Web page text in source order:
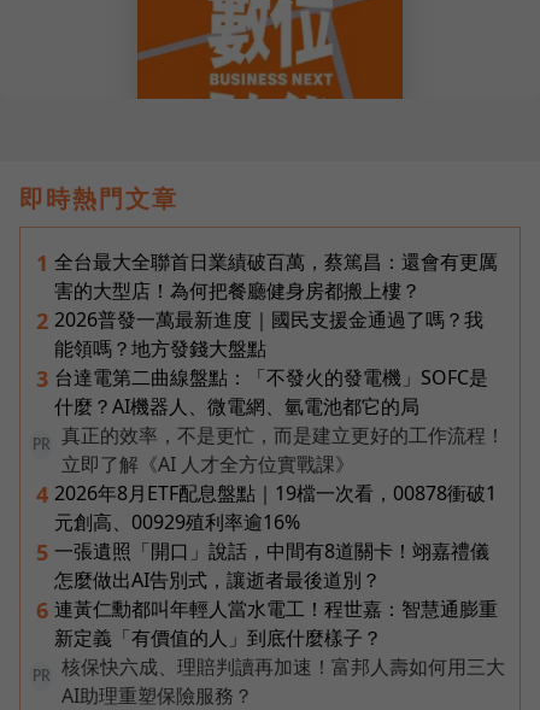
即時熱門文章
1 全台最大全聯首日業績破百萬，蔡篤昌：還會有更厲
害的大型店！為何把餐廳健身房都搬上樓？
2 2026普發一萬最新進度｜國民支援金通過了嗎？我
能領嗎？地方發錢大盤點
3 台達電第二曲線盤點：「不發火的發電機」SOFC是
什麼？AI機器人、微電網、氫電池都它的局
PR
真正的效率，不是更忙，而是建立更好的工作流程！
立即了解《AI 人才全方位實戰課》
4 2026年8月ETF配息盤點｜19檔一次看，00878衝破1
元創高、00929殖利率逾16%
5 一張遺照「開口」說話，中間有8道關卡！翊嘉禮儀
怎麼做出AI告別式，讓逝者最後道別？
6 連黃仁勳都叫年輕人當水電工！程世嘉：智慧通膨重
新定義「有價值的人」到底什麼樣子？
PR
核保快六成、理賠判讀再加速！富邦人壽如何用三大
AI助理重塑保險服務？